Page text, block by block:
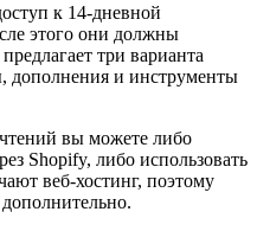
к 14-дневной
этого они должны
три варианта
дополнения и инструменты
вы можете либо
Shopify, либо использовать
веб-хостинг, поэтому